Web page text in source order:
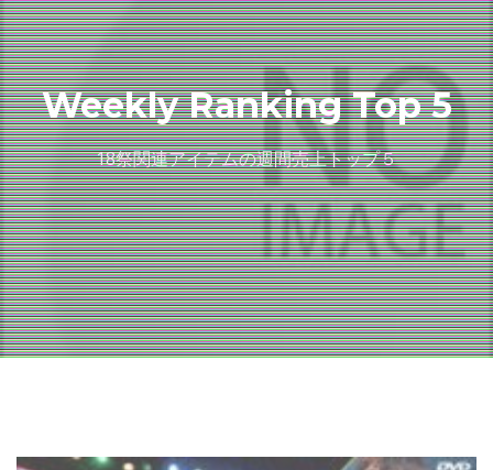
Weekly Ranking Top 5
18祭関連アイテムの週間売上トップ５